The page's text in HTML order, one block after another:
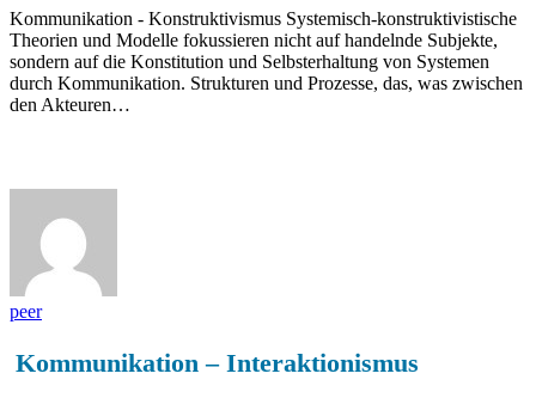
Kommunikation - Konstruktivismus Systemisch-konstruktivistische
Theorien und Modelle fokussieren nicht auf handelnde Subjekte,
sondern auf die Konstitution und Selbsterhaltung von Systemen
durch Kommunikation. Strukturen und Prozesse, das, was zwischen
den Akteuren…
peer
Kommunikation – Interaktionismus